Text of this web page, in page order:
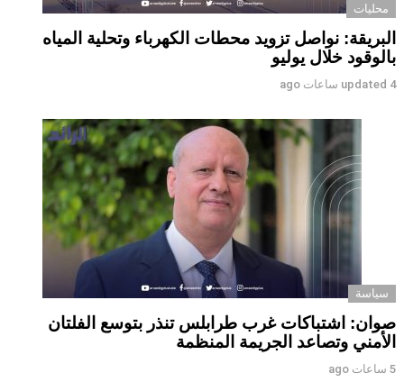
محليات
البريقة: نواصل تزويد محطات الكهرباء وتحلية المياه
بالوقود خلال يوليو
updated 4 ساعات ago
سياسة
صوان: اشتباكات غرب طرابلس تنذر بتوسع الفلتان
الأمني وتصاعد الجريمة المنظمة
5 ساعات ago